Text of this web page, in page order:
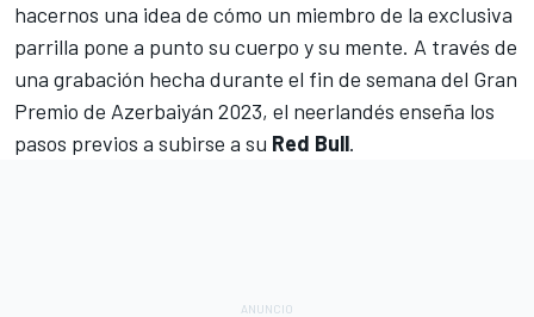
hacernos una idea de cómo un miembro de la exclusiva
parrilla pone a punto su cuerpo y su mente. A través de
una grabación hecha durante el fin de semana del Gran
Premio de Azerbaiyán 2023, el neerlandés enseña los
pasos previos a subirse a su Red Bull.